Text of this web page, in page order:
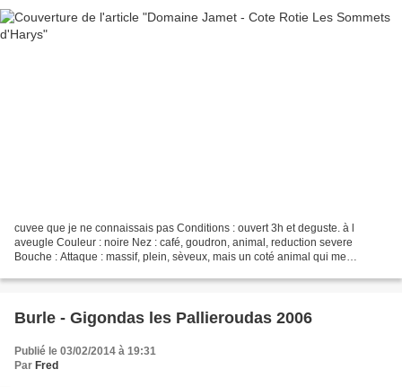
cuvee que je ne connaissais pas Conditions : ouvert 3h et deguste. à l
aveugle Couleur : noire Nez : café, goudron, animal, reduction severe
Bouche : Attaque : massif, plein, sèveux, mais un coté animal qui me
Burle - Gigondas les Pallieroudas 2006
Publié le 03/02/2014 à 19:31
Par Fred